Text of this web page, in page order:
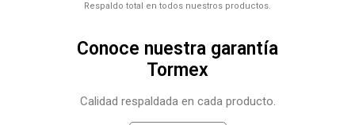
Respaldo total en todos nuestros productos.
Conoce nuestra garantía
Tormex
Calidad respaldada en cada producto.